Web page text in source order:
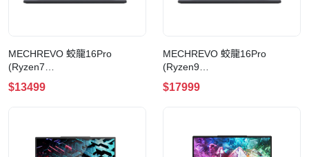
MECHREVO 蛟龍16Pro
(Ryzen7
8840HX+RTX5070+16GB
DDR5+1TB SSD+Win11 Pro) 手
$13499
MECHREVO 蛟龍16Pro
(Ryzen9
8940HX+RTX5070Ti+32GB
DDR5+1TB SSD+Win11 Pro) 手
$17999